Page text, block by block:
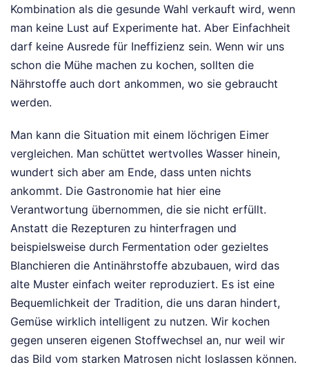
Kombination als die gesunde Wahl verkauft wird, wenn
man keine Lust auf Experimente hat. Aber Einfachheit
darf keine Ausrede für Ineffizienz sein. Wenn wir uns
schon die Mühe machen zu kochen, sollten die
Nährstoffe auch dort ankommen, wo sie gebraucht
werden.
Man kann die Situation mit einem löchrigen Eimer
vergleichen. Man schüttet wertvolles Wasser hinein,
wundert sich aber am Ende, dass unten nichts
ankommt. Die Gastronomie hat hier eine
Verantwortung übernommen, die sie nicht erfüllt.
Anstatt die Rezepturen zu hinterfragen und
beispielsweise durch Fermentation oder gezieltes
Blanchieren die Antinährstoffe abzubauen, wird das
alte Muster einfach weiter reproduziert. Es ist eine
Bequemlichkeit der Tradition, die uns daran hindert,
Gemüse wirklich intelligent zu nutzen. Wir kochen
gegen unseren eigenen Stoffwechsel an, nur weil wir
das Bild vom starken Matrosen nicht loslassen können.